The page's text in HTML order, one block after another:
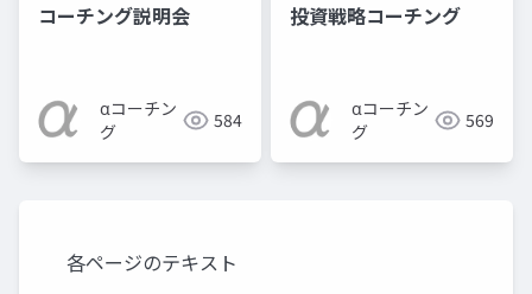
コーチング説明会
αコーチン
グ
584
投資戦略コーチング
αコーチン
グ
569
各ページのテキスト